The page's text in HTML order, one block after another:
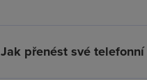
Jak přenést své